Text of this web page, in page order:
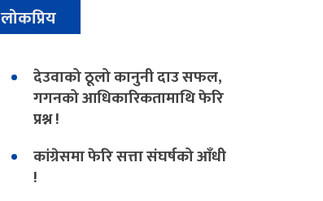
लोकप्रिय
देउवाको ठूलो कानुनी दाउ सफल,
गगनको आधिकारिकतामाथि फेरि
प्रश्न !
कांग्रेसमा फेरि सत्ता संघर्षको आँधी
!